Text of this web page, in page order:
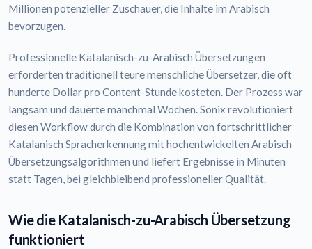
Millionen potenzieller Zuschauer, die Inhalte im Arabisch
bevorzugen.
Professionelle Katalanisch-zu-Arabisch Übersetzungen
erforderten traditionell teure menschliche Übersetzer, die oft
hunderte Dollar pro Content-Stunde kosteten. Der Prozess war
langsam und dauerte manchmal Wochen. Sonix revolutioniert
diesen Workflow durch die Kombination von fortschrittlicher
Katalanisch Spracherkennung mit hochentwickelten Arabisch
Übersetzungsalgorithmen und liefert Ergebnisse in Minuten
statt Tagen, bei gleichbleibend professioneller Qualität.
Wie die Katalanisch-zu-Arabisch Übersetzung
funktioniert